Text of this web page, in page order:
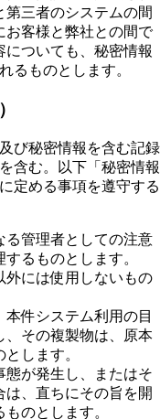
第三者のシステムの間
お客様と弊社との間で
ついても、秘密情報
るものとします。
び秘密情報を含む記録
含む。以下「秘密情報
定める事項を遵守する
る管理者としての注意
るものとします。
外には使用しないもの
件システム利用の目
、その複製物は、原本
します。
態が発生し、またはそ
、直ちにその旨を開
のとします。